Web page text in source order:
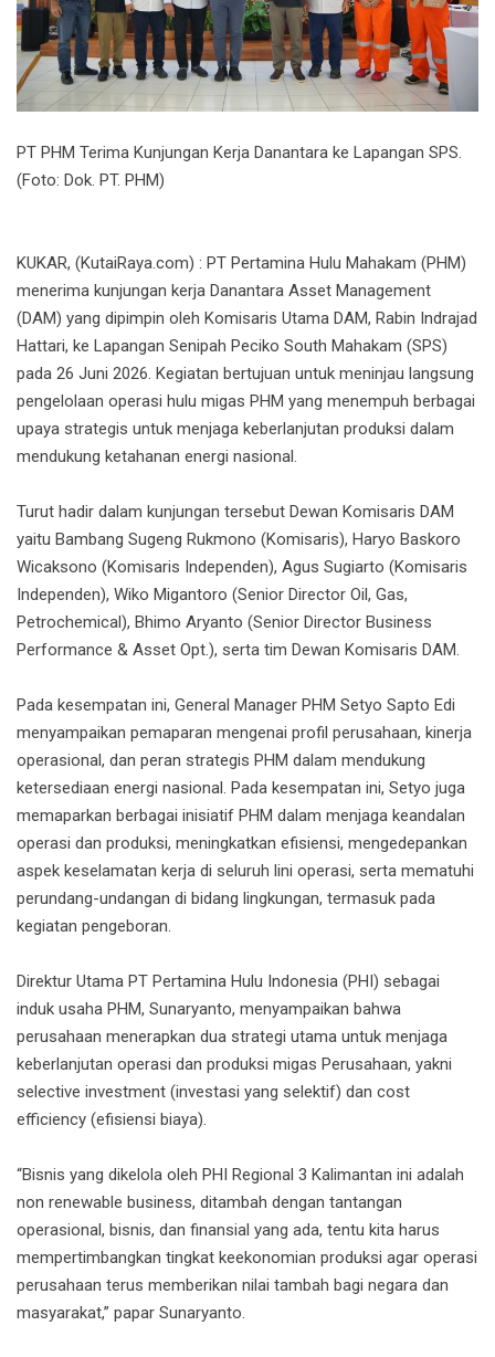
PT PHM Terima Kunjungan Kerja Danantara ke Lapangan SPS.
(Foto: Dok. PT. PHM)
KUKAR, (KutaiRaya.com) : PT Pertamina Hulu Mahakam (PHM)
menerima kunjungan kerja Danantara Asset Management
(DAM) yang dipimpin oleh Komisaris Utama DAM, Rabin Indrajad
Hattari, ke Lapangan Senipah Peciko South Mahakam (SPS)
pada 26 Juni 2026. Kegiatan bertujuan untuk meninjau langsung
pengelolaan operasi hulu migas PHM yang menempuh berbagai
upaya strategis untuk menjaga keberlanjutan produksi dalam
mendukung ketahanan energi nasional.
Turut hadir dalam kunjungan tersebut Dewan Komisaris DAM
yaitu Bambang Sugeng Rukmono (Komisaris), Haryo Baskoro
Wicaksono (Komisaris Independen), Agus Sugiarto (Komisaris
Independen), Wiko Migantoro (Senior Director Oil, Gas,
Petrochemical), Bhimo Aryanto (Senior Director Business
Performance & Asset Opt.), serta tim Dewan Komisaris DAM.
Pada kesempatan ini, General Manager PHM Setyo Sapto Edi
menyampaikan pemaparan mengenai profil perusahaan, kinerja
operasional, dan peran strategis PHM dalam mendukung
ketersediaan energi nasional. Pada kesempatan ini, Setyo juga
memaparkan berbagai inisiatif PHM dalam menjaga keandalan
operasi dan produksi, meningkatkan efisiensi, mengedepankan
aspek keselamatan kerja di seluruh lini operasi, serta mematuhi
perundang-undangan di bidang lingkungan, termasuk pada
kegiatan pengeboran.
Direktur Utama PT Pertamina Hulu Indonesia (PHI) sebagai
induk usaha PHM, Sunaryanto, menyampaikan bahwa
perusahaan menerapkan dua strategi utama untuk menjaga
keberlanjutan operasi dan produksi migas Perusahaan, yakni
selective investment (investasi yang selektif) dan cost
efficiency (efisiensi biaya).
“Bisnis yang dikelola oleh PHI Regional 3 Kalimantan ini adalah
non renewable business, ditambah dengan tantangan
operasional, bisnis, dan finansial yang ada, tentu kita harus
mempertimbangkan tingkat keekonomian produksi agar operasi
perusahaan terus memberikan nilai tambah bagi negara dan
masyarakat,” papar Sunaryanto.